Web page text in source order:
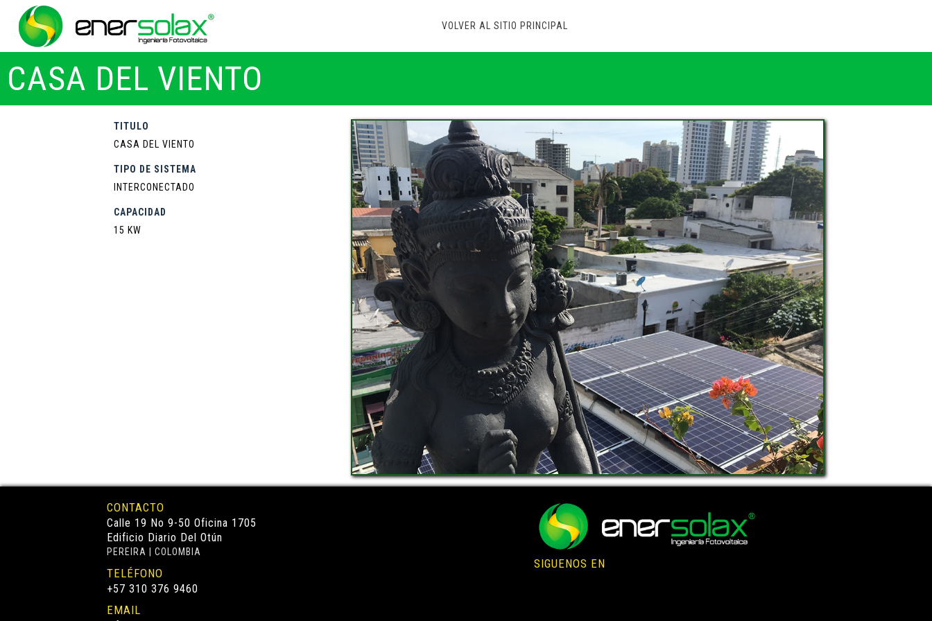
VOLVER AL SITIO PRINCIPAL
CASA DEL VIENTO
TITULO
CASA DEL VIENTO
TIPO DE SISTEMA
INTERCONECTADO
CAPACIDAD
15 KW
CONTACTO
Calle 19 No 9-50 Oficina 1705
Edificio Diario Del Otún
PEREIRA | COLOMBIA
TELÉFONO
+57 310 376 9460
EMAIL
SIGUENOS EN